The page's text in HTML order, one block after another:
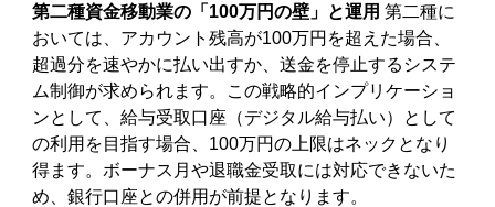
第二種資金移動業の「100万円の壁」と運用 第二種に
おいては、アカウント残高が100万円を超えた場合、
超過分を速やかに払い出すか、送金を停止するシステ
ム制御が求められます。この戦略的インプリケーショ
ンとして、給与受取口座（デジタル給与払い）として
の利用を目指す場合、100万円の上限はネックとなり
得ます。ボーナス月や退職金受取には対応できないた
め、銀行口座との併用が前提となります。